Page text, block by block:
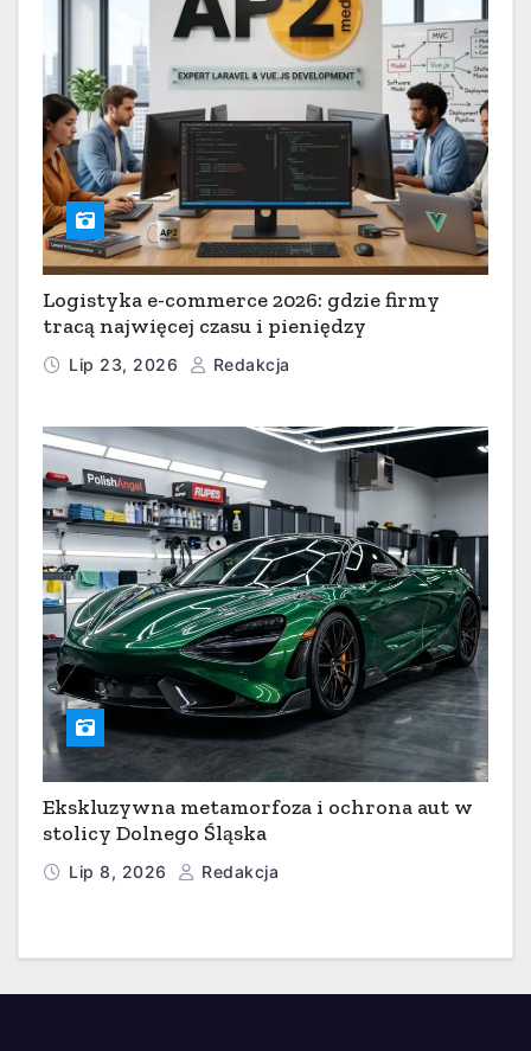
Logistyka e-commerce 2026: gdzie firmy
tracą najwięcej czasu i pieniędzy
Lip 23, 2026 Redakcja
Ekskluzywna metamorfoza i ochrona aut w
stolicy Dolnego Śląska
Lip 8, 2026 Redakcja